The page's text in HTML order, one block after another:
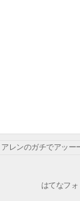
アレンのガチでアッー
はてなフ